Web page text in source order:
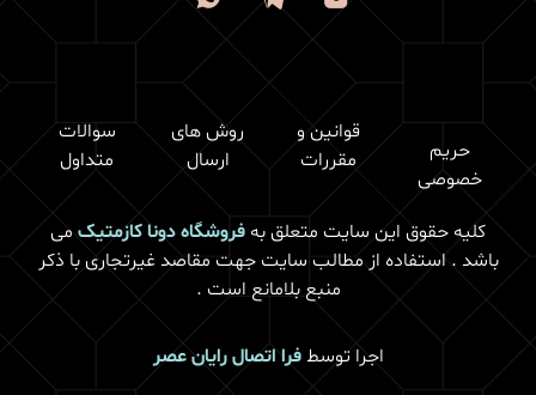
حریم
خصوصی
قوانین و
مقررات
روش های
ارسال
سوالات
متداول
کلیه حقوق این سایت متعلق به فروشگاه دونا کازمتیک می
باشد . استفاده از مطالب سایت جهت مقاصد غیرتجاری با ذکر
منبع بلامانع است .
اجرا توسطفرا اتصال رایان عصر